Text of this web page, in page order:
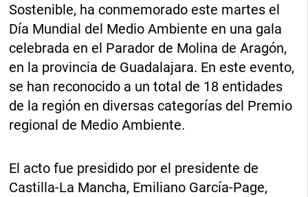
Sostenible, ha conmemorado este martes el
Día Mundial del Medio Ambiente en una gala
celebrada en el Parador de Molina de Aragón,
en la provincia de Guadalajara. En este evento,
se han reconocido a un total de 18 entidades
de la región en diversas categorías del Premio
regional de Medio Ambiente.
El acto fue presidido por el presidente de
Castilla-La Mancha, Emiliano García-Page,